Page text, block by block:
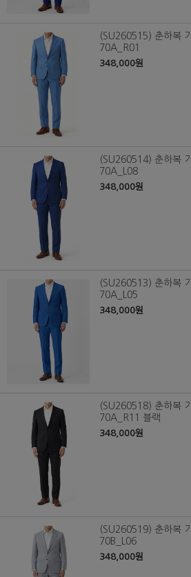
(SU260515) 춘하복
70A_R01
348,000원
(SU260514) 춘하복
70A_L08
348,000원
(SU260513) 춘하복
70A_L05
348,000원
(SU260518) 춘하복
70A_R11 블랙
348,000원
(SU260519) 춘하복
70B_L06
348,000원